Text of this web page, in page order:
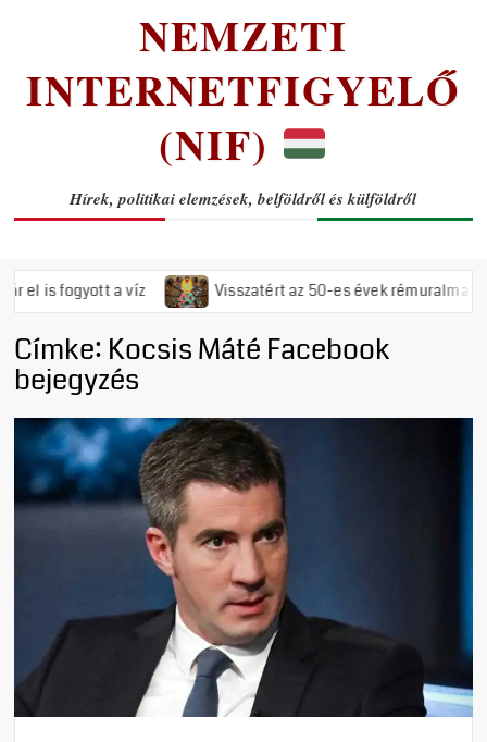
NEMZETI
INTERNETFIGYELŐ
(NIF)
Hírek, politikai elemzések, belföldről és külföldről
fogyott a víz Visszatért az 50-es évek rémuralma:
Címke: Kocsis Máté Facebook
bejegyzés